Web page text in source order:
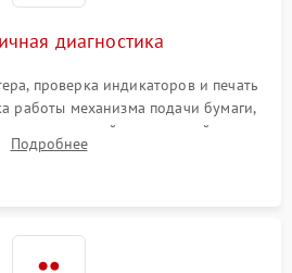
диагностика
проверка индикаторов и печать
работы механизма подачи бумаги,
шумов, замятий и первичный анализ
(полосы, фон, пробелы).
Подробнее